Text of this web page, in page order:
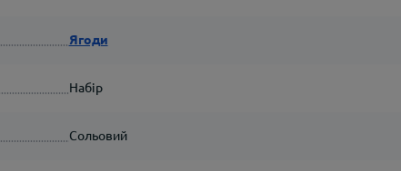
Ягоди
Набір
Сольовий